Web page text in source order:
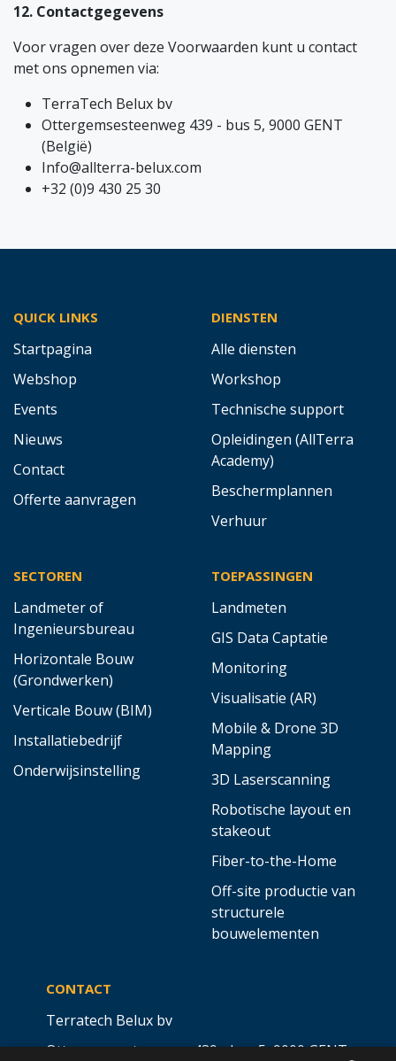
12. Contactgegevens
Voor vragen over deze Voorwaarden kunt u contact
met ons opnemen via:
TerraTech Belux bv
Ottergemsesteenweg 439 - bus 5, 9000 GENT
(België)
Info@allterra-belux.com
+32 (0)9 430 25 30
QUICK LINKS
Startpagina
Webshop
Events
Nieuws
Contact
Offerte aanvragen
DIENSTEN
Alle diensten
Workshop
Technische support
Opleidingen (AllTerra
Academy)
Beschermplannen
Verhuur
SECTOREN
Landmeter of
Ingenieursbureau
Horizontale Bouw
(Grondwerken)
Verticale Bouw (BIM)
Installatiebedrijf
Onderwijsinstelling
TOEPASSINGEN
Landmeten
GIS Data Captatie
Monitoring
Visualisatie (AR)
Mobile & Drone 3D
Mapping
3D Laserscanning
Robotische layout en
stakeout
Fiber-to-the-Home
Off-site productie van
structurele
bouwelementen
CONTACT
Terratech Belux bv
Ottergemsesteenweg 439 - bus 5,9000 GENT